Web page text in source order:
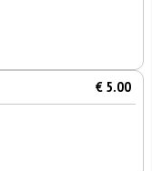
€ 5.00